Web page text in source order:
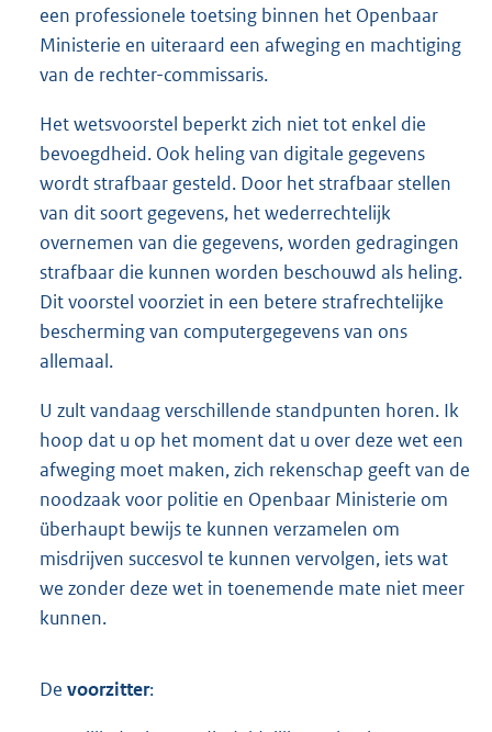
een professionele toetsing binnen het Openbaar
Ministerie en uiteraard een afweging en machtiging
van de rechter-commissaris.
Het wetsvoorstel beperkt zich niet tot enkel die
bevoegdheid. Ook heling van digitale gegevens
wordt strafbaar gesteld. Door het strafbaar stellen
van dit soort gegevens, het wederrechtelijk
overnemen van die gegevens, worden gedragingen
strafbaar die kunnen worden beschouwd als heling.
Dit voorstel voorziet in een betere strafrechtelijke
bescherming van computergegevens van ons
allemaal.
U zult vandaag verschillende standpunten horen. Ik
hoop dat u op het moment dat u over deze wet een
afweging moet maken, zich rekenschap geeft van de
noodzaak voor politie en Openbaar Ministerie om
überhaupt bewijs te kunnen verzamelen om
misdrijven succesvol te kunnen vervolgen, iets wat
we zonder deze wet in toenemende mate niet meer
kunnen.
De voorzitter: